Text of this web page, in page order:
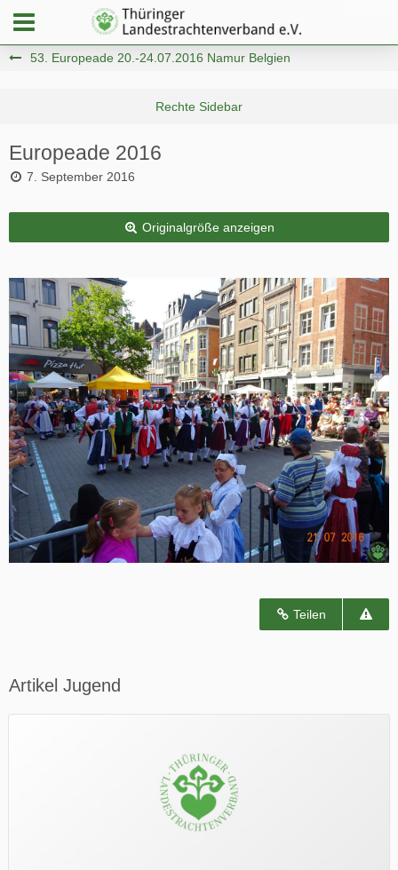
53. Europeade 20.-24.07.2016 Namur Belgien
Europeade 2016
7. September 2016
Originalgröße anzeigen
Teilen
Artikel Jugend